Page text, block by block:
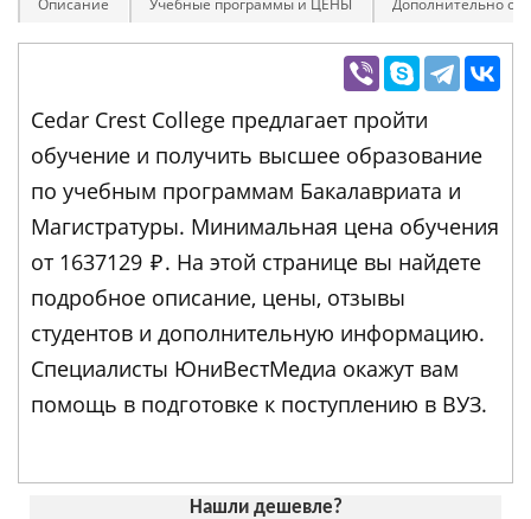
Cedar Crest College предлагает пройти
обучение и получить высшее образование
по учебным программам Бакалавриата и
Магистратуры. Минимальная цена обучения
от 1637129 ₽. На этой странице вы найдете
подробное описание, цены, отзывы
студентов и дополнительную информацию.
Специалисты ЮниВестМедиа окажут вам
помощь в подготовке к поступлению в ВУЗ.
Нашли дешевле?